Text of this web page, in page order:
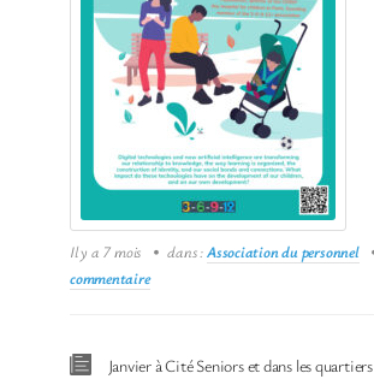
Il y a 7 mois dans :Association du personnel
commentaire
Janvier à Cité Seniors et dans les quartiers